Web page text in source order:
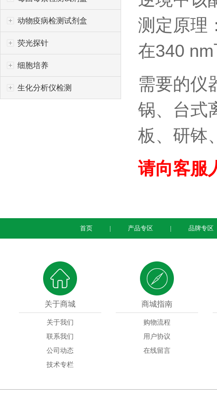
动物疫病检测试剂盒
荧光探针
细胞培养
生化分析仪检测
测定原理
在340
需要的仪
锅、台式
板、研钵
请向客服
首页 产品专区 品牌专区
关于商城
关于我们
联系我们
公司动态
技术专栏
商城指南
购物流程
用户协议
在线留言